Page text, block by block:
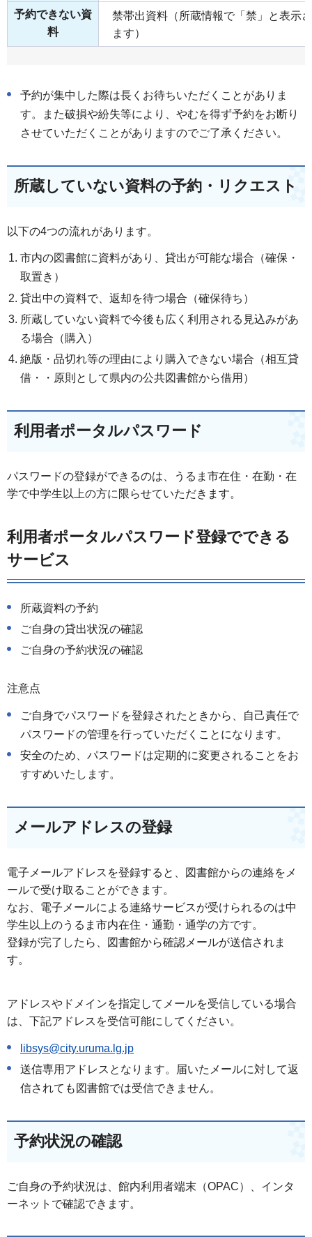
予約できない資
料
禁帯出資料（所蔵情報で「禁」と表示
ます）
予約が集中した際は長くお待ちいただくことがありま
す。また破損や紛失等により、やむを得ず予約をお断り
させていただくことがありますのでご了承ください。
所蔵していない資料の予約・リクエスト
以下の4つの流れがあります。
市内の図書館に資料があり、貸出が可能な場合（確保・
取置き）
貸出中の資料で、返却を待つ場合（確保待ち）
所蔵していない資料で今後も広く利用される見込みがあ
る場合（購入）
絶版・品切れ等の理由により購入できない場合（相互貸
借・・原則として県内の公共図書館から借用）
利用者ポータルパスワード
パスワードの登録ができるのは、うるま市在住・在勤・在
学で中学生以上の方に限らせていただきます。
利用者ポータルパスワード登録でできる
サービス
所蔵資料の予約
ご自身の貸出状況の確認
ご自身の予約状況の確認
注意点
ご自身でパスワードを登録されたときから、自己責任で
パスワードの管理を行っていただくことになります。
安全のため、パスワードは定期的に変更されることをお
すすめいたします。
メールアドレスの登録
電子メールアドレスを登録すると、図書館からの連絡をメ
ールで受け取ることができます。
なお、電子メールによる連絡サービスが受けられるのは中
学生以上のうるま市内在住・通勤・通学の方です。
登録が完了したら、図書館から確認メールが送信されま
す。
アドレスやドメインを指定してメールを受信している場合
は、下記アドレスを受信可能にしてください。
libsys@city.uruma.lg.jp
送信専用アドレスとなります。届いたメールに対して返
信されても図書館では受信できません。
予約状況の確認
ご自身の予約状況は、館内利用者端末（OPAC）、インタ
ーネットで確認できます。